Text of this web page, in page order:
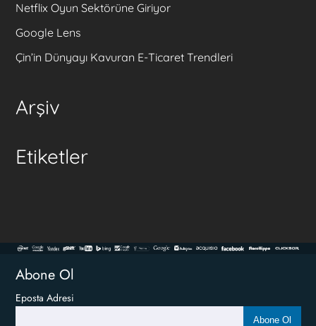
Netflix Oyun Sektörüne Giriyor
Google Lens
Çin’in Dünyayı Kavuran E-Ticaret Trendleri
Arşiv
Etiketler
Abone Ol
Eposta Adresi
Abone Ol